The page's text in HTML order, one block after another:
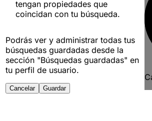
tengan propiedades que
coincidan con tu búsqueda.
Podrás ver y administrar todas tus
búsquedas guardadas desde la
sección "Búsquedas guardadas" en
tu perfil de usuario.
Cancelar Guardar